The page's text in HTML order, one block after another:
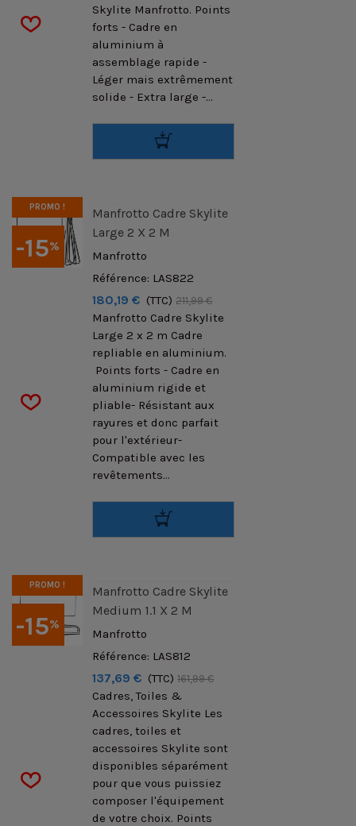
Skylite Manfrotto. Points
forts - Cadre en
aluminium à
assemblage rapide -
Léger mais extrêmement
solide - Extra large -...
-15%
PROMO !
Manfrotto Cadre Skylite
Large 2 X 2 M
Manfrotto
Référence: LAS822
180,19 € (TTC) 211,99 €
Manfrotto Cadre Skylite
Large 2 x 2 m Cadre
repliable en aluminium.
Points forts - Cadre en
aluminium rigide et
pliable- Résistant aux
rayures et donc parfait
pour l'extérieur-
Compatible avec les
revêtements...
-15%
PROMO !
Manfrotto Cadre Skylite
Medium 1.1 X 2 M
Manfrotto
Référence: LAS812
137,69 € (TTC) 161,99 €
Cadres, Toiles &
Accessoires Skylite Les
cadres, toiles et
accessoires Skylite sont
disponibles séparément
pour que vous puissiez
composer l'équipement
de votre choix. Points